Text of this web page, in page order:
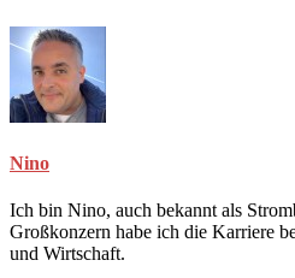
Nino
Ich bin Nino, auch bekannt als
Großkonzern habe ich die Karriere
und Wirtschaft.